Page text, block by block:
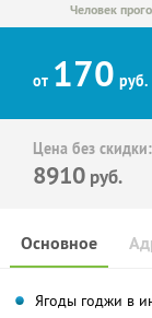
Человек
от 170 руб.
Цена без скидки:
8910 руб.
Основное
Ягоды годжи в